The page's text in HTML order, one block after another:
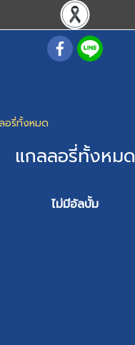
อรี่ทั้งหมด
แกลลอรี่ทั้งหมด
ไม่มีอัลบั้ม